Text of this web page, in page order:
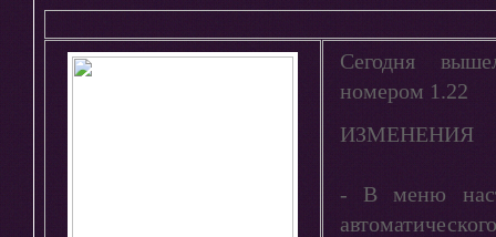
Сегодня
номером 1.22
ИЗМЕНЕНИЯ
- В меню